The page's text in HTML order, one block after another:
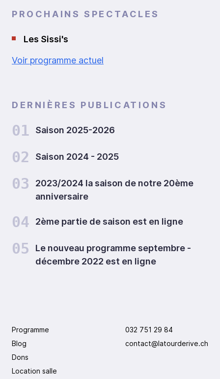
PROCHAINS SPECTACLES
Les Sissi's
Voir programme actuel
DERNIÈRES PUBLICATIONS
01 Saison 2025-2026
02 Saison 2024 - 2025
03
2023/2024 la saison de notre 20ème
anniversaire
04 2ème partie de saison est en ligne
05
Le nouveau programme septembre -
décembre 2022 est en ligne
Programme
Blog
Dons
Location salle
032 751 29 84
contact@latourderive.ch